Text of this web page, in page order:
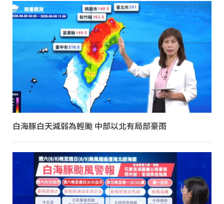
白海豚白天減弱為輕颱 中部以北有局部豪雨